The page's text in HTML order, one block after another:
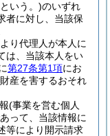
いう。)のいずれ
者に対し、当該保
り代理人が本人に
は、当該本人をい
第27条第1項にお
産を害するおそれ
(事業を営む個人
って、当該情報に
等により開示請求